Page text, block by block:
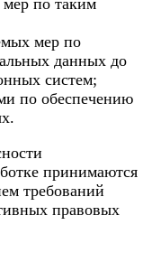
мер по
данных до
систем;
по обеспечению
принимаются
требований
правовых